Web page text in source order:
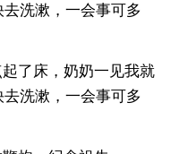
洗漱，一会事可多
了床，奶奶一见我就
洗漱，一会事可多